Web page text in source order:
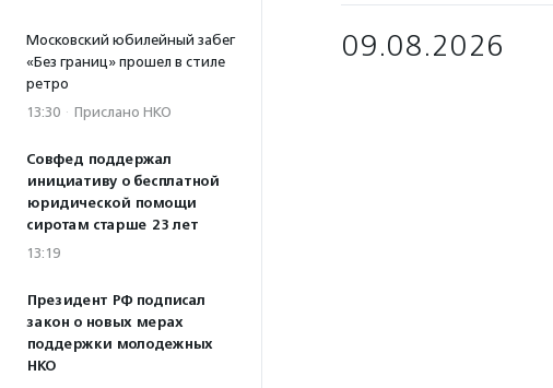
Московский юбилейный забег
«Без границ» прошел в стиле
ретро
13:30 · Прислано НКО
Совфед поддержал
инициативу о бесплатной
юридической помощи
сиротам старше 23 лет
13:19
Президент РФ подписал
закон о новых мерах
поддержки молодежных
НКО
09.08.2026